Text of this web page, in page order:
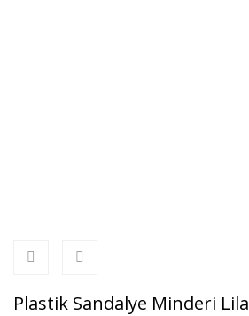
Plastik Sandalye Minderi Lila